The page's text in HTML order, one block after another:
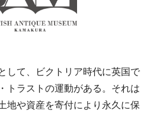
して、ビクトリア時代に英国で
トラストの運動がある。それは
地や資産を寄付により永久に保